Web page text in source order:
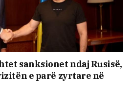
sanksionet ndaj Rusisë,
e parë zyrtare në